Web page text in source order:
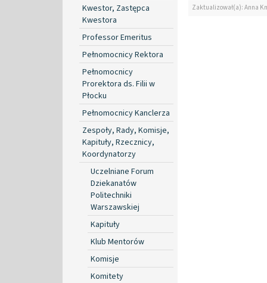
Kwestor, Zastępca
Kwestora
Professor Emeritus
Pełnomocnicy Rektora
Pełnomocnicy
Prorektora ds. Filii w
Płocku
Pełnomocnicy Kanclerza
Zespoły, Rady, Komisje,
Kapituły, Rzecznicy,
Koordynatorzy
Uczelniane Forum
Dziekanatów
Politechniki
Warszawskiej
Kapituły
Klub Mentorów
Komisje
Komitety
Zaktualizował(a): Anna